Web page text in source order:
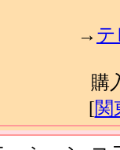
→
購
[関